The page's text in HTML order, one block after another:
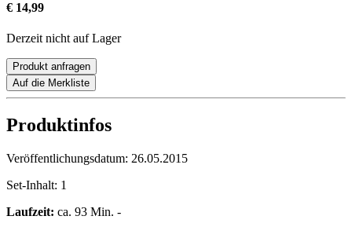
€ 14,99
Derzeit nicht auf Lager
Produkt anfragen
Auf die Merkliste
Produktinfos
Veröffentlichungsdatum: 26.05.2015
Set-Inhalt: 1
Laufzeit: ca. 93 Min. -